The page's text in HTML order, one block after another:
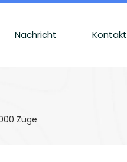
Nachricht
Züge